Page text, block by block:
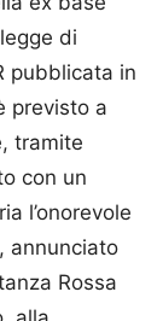
di
pubblicata in
previsto a
tramite
con un
l’onorevole
annunciato
Rossa